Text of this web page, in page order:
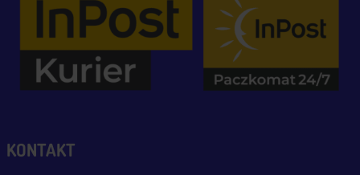
KONTAKT